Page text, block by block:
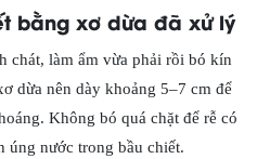
bằng xơ dừa đã xử lý
chát, làm ẩm vừa phải rồi bó kín
dừa nên dày khoảng 5–7 cm để
Không bó quá chặt để rễ có
úng nước trong bầu chiết.